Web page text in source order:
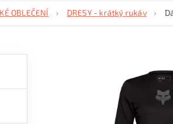
OBLEČENÍ DRESY - krátký rukáv